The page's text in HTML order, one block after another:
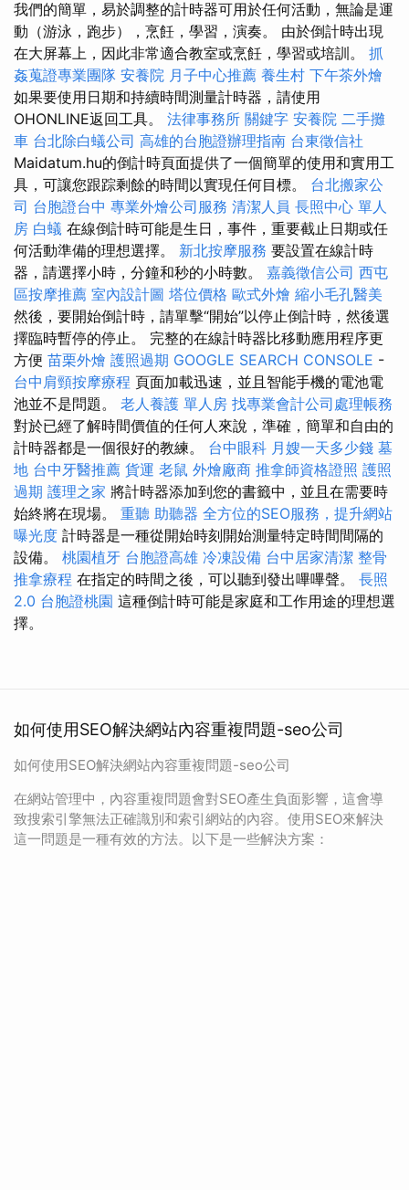
我們的簡單，易於調整的計時器可用於任何活動，無論是運
動（游泳，跑步），烹飪，學習，演奏。 由於倒計時出現
在大屏幕上，因此非常適合教室或烹飪，學習或培訓。 抓
姦蒐證專業團隊 安養院 月子中心推薦 養生村 下午茶外燴
如果要使用日期和持續時間測量計時器，請使用
OHONLINE返回工具。 法律事務所 關鍵字 安養院 二手攤
車 台北除白蟻公司 高雄的台胞證辦理指南 台東徵信社
Maidatum.hu的倒計時頁面提供了一個簡單的使用和實用工
具，可讓您跟踪剩餘的時間以實現任何目標。 台北搬家公
司 台胞證台中 專業外燴公司服務 清潔人員 長照中心 單人
房 白蟻 在線倒計時可能是生日，事件，重要截止日期或任
何活動準備的理想選擇。 新北按摩服務 要設置在線計時
器，請選擇小時，分鐘和秒的小時數。 嘉義徵信公司 西屯
區按摩推薦 室內設計圖 塔位價格 歐式外燴 縮小毛孔醫美
然後，要開始倒計時，請單擊“開始”以停止倒計時，然後選
擇臨時暫停的停止。 完整的在線計時器比移動應用程序更
方便 苗栗外燴 護照過期 GOOGLE SEARCH CONSOLE -
台中肩頸按摩療程 頁面加載迅速，並且智能手機的電池電
池並不是問題。 老人養護 單人房 找專業會計公司處理帳務
對於已經了解時間價值的任何人來說，準確，簡單和自由的
計時器都是一個很好的教練。 台中眼科 月嫂一天多少錢 墓
地 台中牙醫推薦 貨運 老鼠 外燴廠商 推拿師資格證照 護照
過期 護理之家 將計時器添加到您的書籤中，並且在需要時
始終將在現場。 重聽 助聽器 全方位的SEO服務，提升網站
曝光度 計時器是一種從開始時刻開始測量特定時間間隔的
設備。 桃園植牙 台胞證高雄 冷凍設備 台中居家清潔 整骨
推拿療程 在指定的時間之後，可以聽到發出嗶嗶聲。 長照
2.0 台胞證桃園 這種倒計時可能是家庭和工作用途的理想選
擇。
如何使用SEO解決網站內容重複問題-seo公司
如何使用SEO解決網站內容重複問題-seo公司
在網站管理中，內容重複問題會對SEO產生負面影響，這會導
致搜索引擎無法正確識別和索引網站的內容。使用SEO來解決
這一問題是一種有效的方法。以下是一些解決方案：